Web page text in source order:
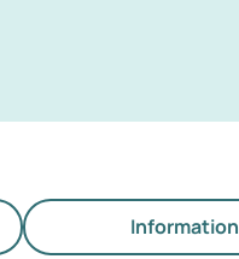
Information